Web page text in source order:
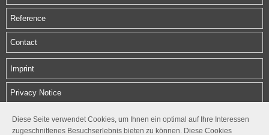
Diese Seite verwendet Cookies, um Ihnen ein optimal auf Ihre Interessen
zugeschnittenes Besuchserlebnis bieten zu können. Diese Cookies
Reference
Contact
Imprint
Privacy Notice
HERZ Middle East FZE